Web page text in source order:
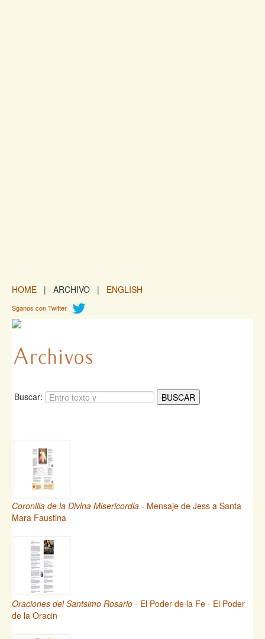
HOME | ARCHIVO | ENGLISH
Sganos con Twitter
Buscar:
Coronilla de la Divina Misericordia - Mensaje de Jess a Santa
Mara Faustina
Oraciones del Santsimo Rosario - El Poder de la Fe - El Poder
de la Oracin